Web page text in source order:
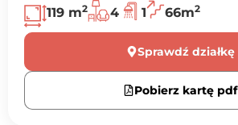
119 m2 4 1 66m2
Sprawdź działkę
Pobierz kartę pdf